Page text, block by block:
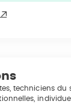
techniciens du